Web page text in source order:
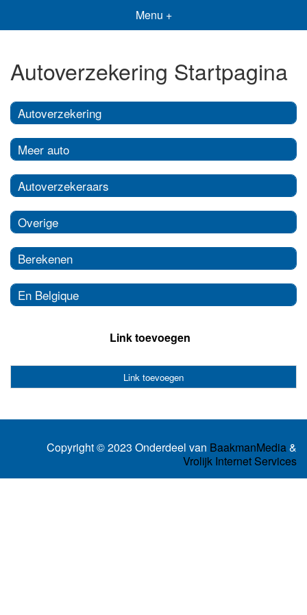
Menu +
Autoverzekering Startpagina
Autoverzekering
Meer auto
Autoverzekeraars
Overige
Berekenen
En Belgique
Link toevoegen
Link toevoegen
Copyright © 2023 Onderdeel van BaakmanMedia&
Vrolijk Internet Services